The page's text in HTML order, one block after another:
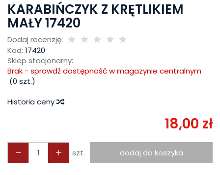
KARABIŃCZYK Z KRĘTLIKIEM
MAŁY 17420
Dodaj recenzję:
Kod: 17420
Sklep stacjonarny:
Brak - sprawdź dostępność w magazynie centralnym
(0 szt.)
Historia ceny
18,00 zł
szt. dodaj do koszyka